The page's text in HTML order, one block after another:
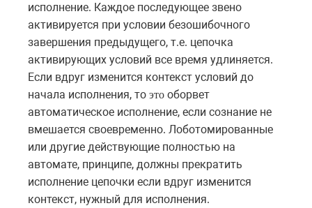
исполнение. Каждое последующее звено
активируется при условии безошибочного
завершения предыдущего, т.е. цепочка
активирующих условий все время удлиняется.
Eсли вдруг изменится контекст условий до
начала исполнения, то это оборвет
автоматическое исполнение, если сознание не
вмешается своевременно. Лоботомированные
или другие действующие полностью на
автомате, принципе, должны прекратить
исполнение цепочки если вдруг изменится
контекст, нужный для исполнения.